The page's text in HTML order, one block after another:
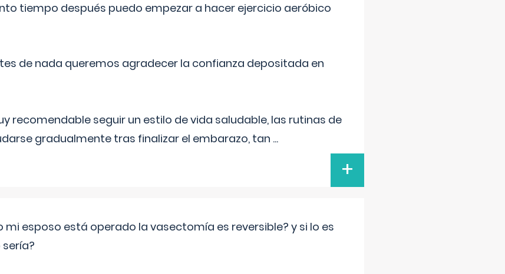
tiempo después puedo empezar a hacer ejercicio aeróbico
de nada queremos agradecer la confianza depositada en
recomendable seguir un estilo de vida saludable, las rutinas de
gradualmente tras finalizar el embarazo, tan ...
+
mi esposo está operado la vasectomía es reversible? y si lo es